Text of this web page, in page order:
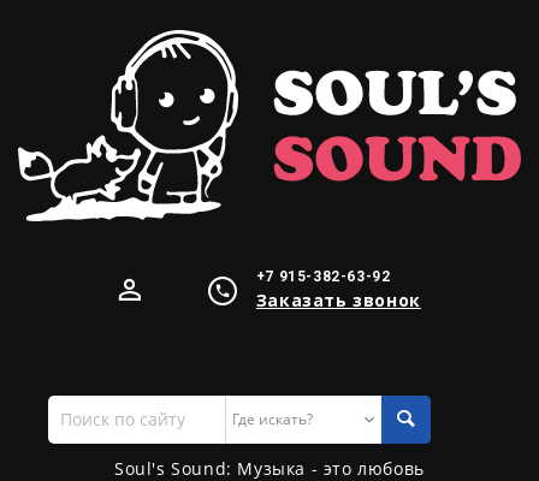
+7 915-382-63-92
Заказать звонок
Поиск
по
сайту
Soul's Sound: Музыка - это любовь